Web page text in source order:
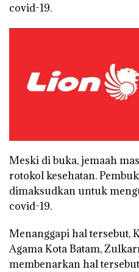
covid-19.
Meski di buka, jemaah
rotokol kesehatan.
dimaksudkan untuk
covid-19.
Menanggapi hal tersebut,
Agama Kota Batam,
membenarkan hal